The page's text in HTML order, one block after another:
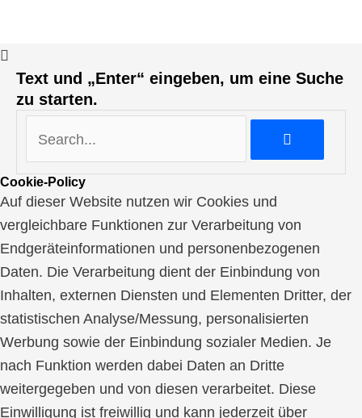
Text und „Enter“ eingeben, um eine Suche
zu starten.
Cookie-Policy
Auf dieser Website nutzen wir Cookies und
vergleichbare Funktionen zur Verarbeitung von
Endgeräteinformationen und personenbezogenen
Daten. Die Verarbeitung dient der Einbindung von
Inhalten, externen Diensten und Elementen Dritter, der
statistischen Analyse/Messung, personalisierten
Werbung sowie der Einbindung sozialer Medien. Je
nach Funktion werden dabei Daten an Dritte
weitergegeben und von diesen verarbeitet. Diese
Einwilligung ist freiwillig und kann jederzeit über